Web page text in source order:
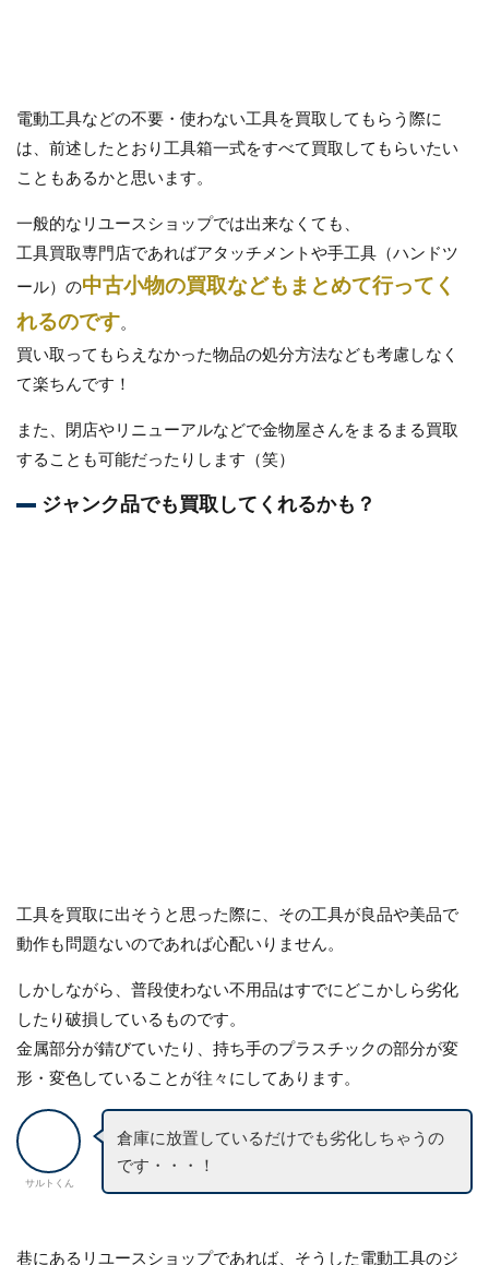
電動工具などの不要・使わない工具を買取してもらう際に
は、前述したとおり工具箱一式をすべて買取してもらいたい
こともあるかと思います。
一般的なリユースショップでは出来なくても、
工具買取専門店であればアタッチメントや手工具（ハンドツ
ール）の中古小物の買取などもまとめて行ってく
れるのです。
買い取ってもらえなかった物品の処分方法なども考慮しなく
て楽ちんです！
また、閉店やリニューアルなどで金物屋さんをまるまる買取
することも可能だったりします（笑）
ジャンク品でも買取してくれるかも？
工具を買取に出そうと思った際に、その工具が良品や美品で
動作も問題ないのであれば心配いりません。
しかしながら、普段使わない不用品はすでにどこかしら劣化
したり破損しているものです。
金属部分が錆びていたり、持ち手のプラスチックの部分が変
形・変色していることが往々にしてあります。
サルトくん
倉庫に放置しているだけでも劣化しちゃうの
です・・・！
巷にあるリユースショップであれば、そうした電動工具のジ